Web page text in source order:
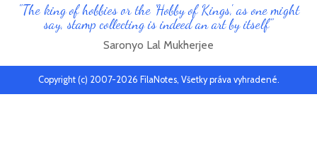
"The king of hobbies or the 'Hobby of Kings', as one might
say, stamp collecting is indeed an art by itself"
Saronyo Lal Mukherjee
Copyright (c) 2007-2026 FilaNotes, Všetky práva vyhradené.